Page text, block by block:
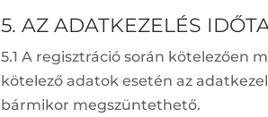
5. AZ ADATKEZELÉS
5.1 A regisztráció során kötelezően
kötelező adatok esetén az
bármikor megszüntethető.